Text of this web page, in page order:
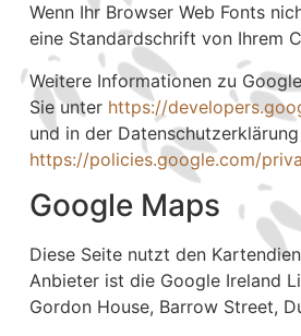
Wenn Ihr Browser Web Fonts
eine Standardschrift von Ihrem
Weitere Informationen zu
Sie unter https://
und in der
https://policies.google.com/
Google Maps
Diese Seite nutzt den
Anbieter ist die Google Ireland
Gordon House, Barrow Street,